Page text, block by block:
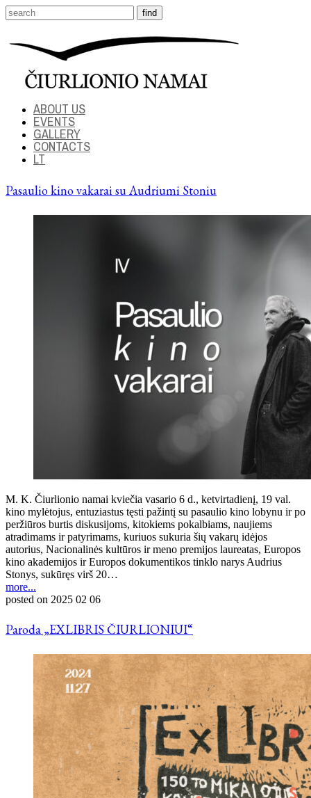
ABOUT US
EVENTS
GALLERY
CONTACTS
LT
Pasaulio kino vakarai su Audriumi Stoniu
M. K. Čiurlionio namai kviečia vasario 6 d., ketvirtadienį, 19 val.
kino mylėtojus, entuziastus tęsti pažintį su pasaulio kino lobynu ir po
peržiūros burtis diskusijoms, kitokiems pokalbiams, naujiems
atradimams ir patyrimams, kuriuos sukuria šių vakarų idėjos
autorius, Nacionalinės kultūros ir meno premijos laureatas, Europos
kino akademijos ir Europos dokumentikos tinklo narys Audrius
Stonys, sukūręs virš 20…
more...
posted on 2025 02 06
Paroda „EXLIBRIS ČIURLIONIUI“